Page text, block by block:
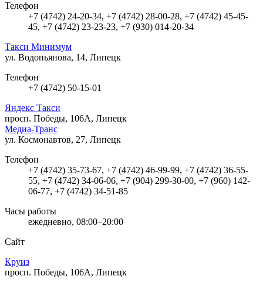
Телефон
+7 (4742) 24-20-34, +7 (4742) 28-00-28, +7 (4742) 45-45-
45, +7 (4742) 23-23-23, +7 (930) 014-20-34
Такси Минимум
ул. Водопьянова, 14, Липецк
Телефон
+7 (4742) 50-15-01
Яндекс Такси
просп. Победы, 106А, Липецк
Медиа-Транс
ул. Космонавтов, 27, Липецк
Телефон
+7 (4742) 35-73-67, +7 (4742) 46-99-99, +7 (4742) 36-55-
55, +7 (4742) 34-06-06, +7 (904) 299-30-00, +7 (960) 142-
06-77, +7 (4742) 34-51-85
Часы работы
ежедневно, 08:00–20:00
Сайт
Круиз
просп. Победы, 106А, Липецк